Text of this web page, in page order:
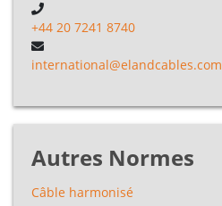
+44 20 7241 8740
international@elandcables.com
Autres Normes
Câble harmonisé